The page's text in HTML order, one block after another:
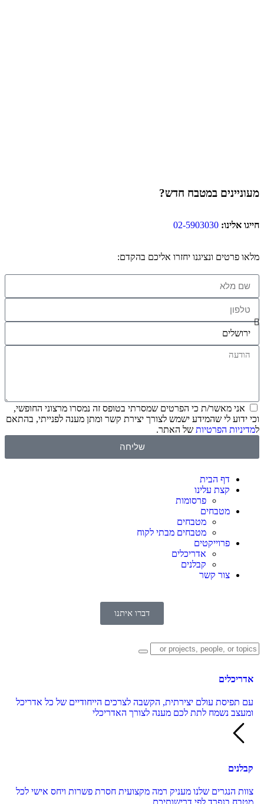
מעוניינים במטבח חדש?
חייגו אלינו: 02-5903030
מלאו פרטים ונציגנו יחזרו אליכם בהקדם:
אני מאשר/ת כי הפרטים שמסרתי בטופס זה נמסרו מרצוני החופשי,
וכי ידוע לי שהמידע ישמש לצורך יצירת קשר ומתן מענה לפנייתי, בהתאם
למדיניות הפרטיותשל האתר.
שליחה
דף הבית
קצת עלינו
פרסומות
מטבחים
מטבחים
מטבחים מבתי לקוח
פרוייקטים
אדריכלים
קבלנים
צור קשר
דברו איתנו
אדריכלים
עם תפיסת עולם יצירתית, הקשבה לצרכים הייחודיים של כל אדריכל
ומעצב נשמח לתת לכם מענה לצורך האדריכלי
קבלנים
צוות הנגרים שלנו מעניק רמה מקצועית חסרת פשרות ויחס אישי לכל
מטבח בנפרד לפי דרישותיכם